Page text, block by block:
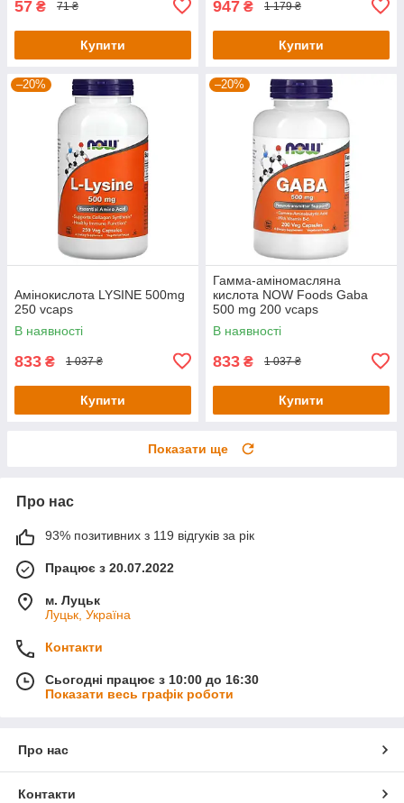
57 ₴ 71 ₴
Купити
947 ₴ 1 179 ₴
Купити
–20%
Амінокислота LYSINE 500mg
250 vcaps
В наявності
833 ₴ 1 037 ₴
Купити
–20%
Гамма-аміномасляна
кислота NOW Foods Gaba
500 mg 200 vcaps
В наявності
833 ₴ 1 037 ₴
Купити
Показати ще
Про нас
93% позитивних з 119 відгуків за рік
Працює з 20.07.2022
м. Луцьк
Луцьк, Україна
Контакти
Сьогодні працює з 10:00 до 16:30
Показати весь графік роботи
Про нас
Контакти